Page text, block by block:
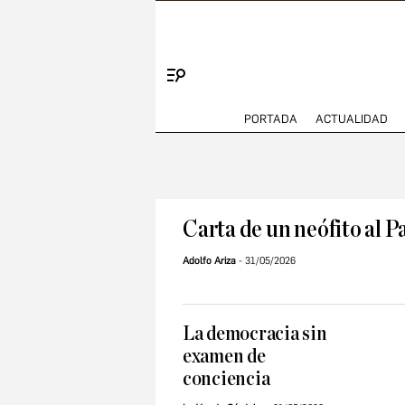
PORTADA ACTUALIDAD
Carta de un neófito al
Adolfo Ariza 31/05/2026
La democracia sin
examen de
conciencia